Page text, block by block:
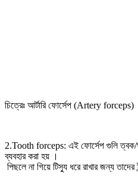
চিত্রেঃ আর্টারি ফোর্সেপ (Artery forceps)
2.Tooth forceps: এই ফোর্সেপ গুলি ত্বক/
ব্যবহার করা হয় ।
পিছলে না গিয়ে টিস্যু ধরে রাখার জন্য তাদের